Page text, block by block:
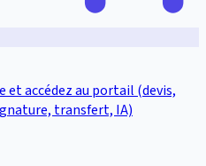
et accédez au portail (devis,
transfert, IA)